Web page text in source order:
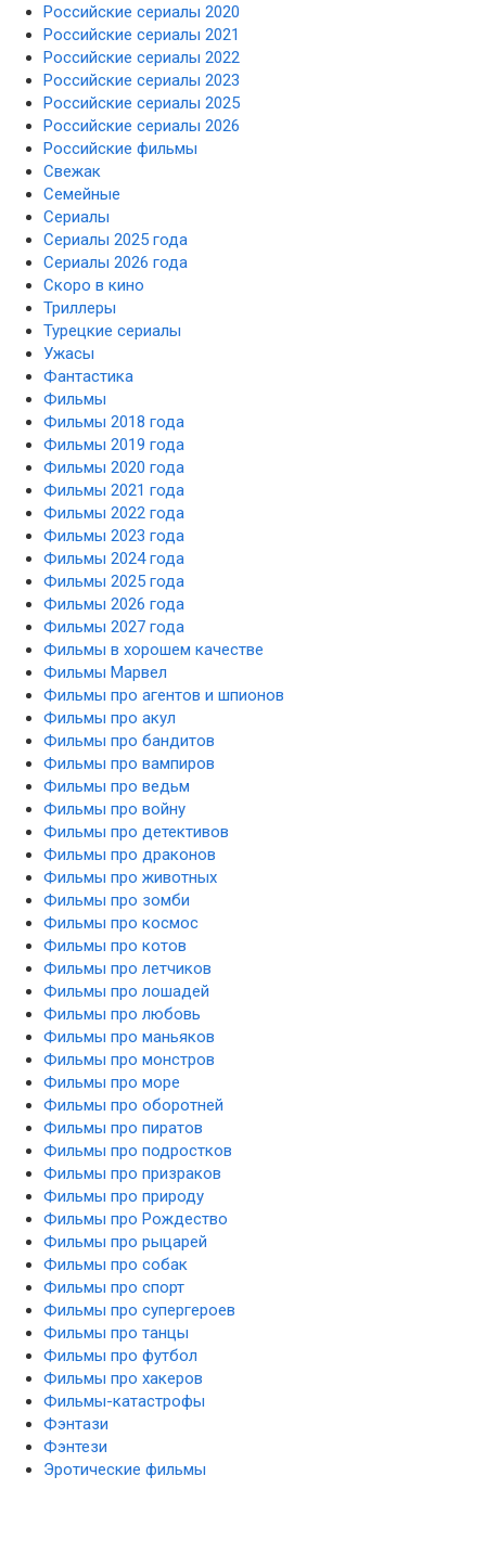
Российские сериалы 2020
Российские сериалы 2021
Российские сериалы 2022
Российские сериалы 2023
Российские сериалы 2025
Российские сериалы 2026
Российские фильмы
Свежак
Семейные
Сериалы
Сериалы 2025 года
Сериалы 2026 года
Скоро в кино
Триллеры
Турецкие сериалы
Ужасы
Фантастика
Фильмы
Фильмы 2018 года
Фильмы 2019 года
Фильмы 2020 года
Фильмы 2021 года
Фильмы 2022 года
Фильмы 2023 года
Фильмы 2024 года
Фильмы 2025 года
Фильмы 2026 года
Фильмы 2027 года
Фильмы в хорошем качестве
Фильмы Марвел
Фильмы про агентов и шпионов
Фильмы про акул
Фильмы про бандитов
Фильмы про вампиров
Фильмы про ведьм
Фильмы про войну
Фильмы про детективов
Фильмы про драконов
Фильмы про животных
Фильмы про зомби
Фильмы про космос
Фильмы про котов
Фильмы про летчиков
Фильмы про лошадей
Фильмы про любовь
Фильмы про маньяков
Фильмы про монстров
Фильмы про море
Фильмы про оборотней
Фильмы про пиратов
Фильмы про подростков
Фильмы про призраков
Фильмы про природу
Фильмы про Рождество
Фильмы про рыцарей
Фильмы про собак
Фильмы про спорт
Фильмы про супергероев
Фильмы про танцы
Фильмы про футбол
Фильмы про хакеров
Фильмы-катастрофы
Фэнтази
Фэнтези
Эротические фильмы